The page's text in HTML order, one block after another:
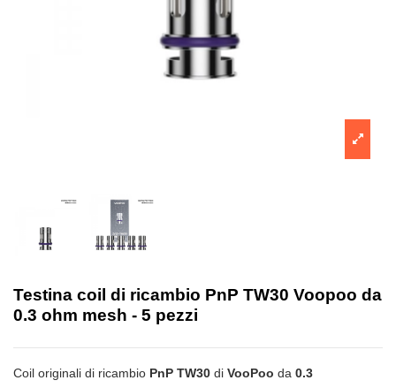
Testina coil di ricambio PnP TW30 Voopoo da
0.3 ohm mesh - 5 pezzi
Coil originali di ricambio PnP TW30 di VooPoo da 0.3